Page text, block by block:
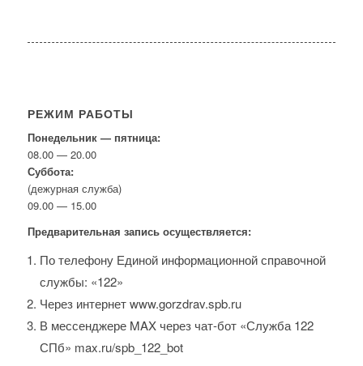
РЕЖИМ РАБОТЫ
Понедельник — пятница:
08.00 — 20.00
Суббота:
(дежурная служба)
09.00 — 15.00
Предварительная запись осуществляется:
По телефону Единой информационной справочной
службы: «122»
Через интернет www.gorzdrav.spb.ru
В мессенджере MAX через чат-бот «Служба 122
СПб» max.ru/spb_122_bot